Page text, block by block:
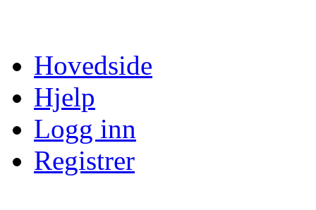
Hovedside
Hjelp
Logg inn
Registrer